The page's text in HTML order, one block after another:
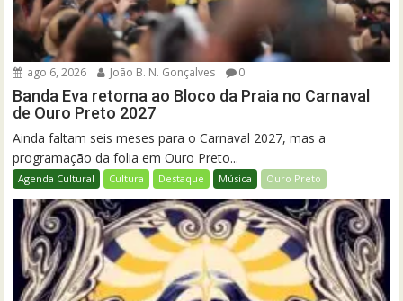
ago 6, 2026 João B. N. Gonçalves 0
Banda Eva retorna ao Bloco da Praia no Carnaval
de Ouro Preto 2027
Ainda faltam seis meses para o Carnaval 2027, mas a
programação da folia em Ouro Preto...
Agenda Cultural Cultura Destaque Música Ouro Preto